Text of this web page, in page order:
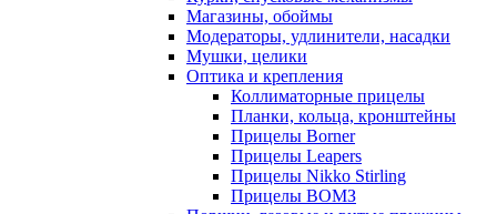
Магазины, обоймы
Модераторы, удлинители, насадки
Мушки, целики
Оптика и крепления
Коллиматорные прицелы
Планки, кольца, кронштейны
Прицелы Borner
Прицелы Leapers
Прицелы Nikko Stirling
Прицелы ВОМЗ